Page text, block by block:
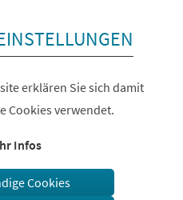
erklären Sie sich damit
Cookies verwendet.
Infos
Cookies